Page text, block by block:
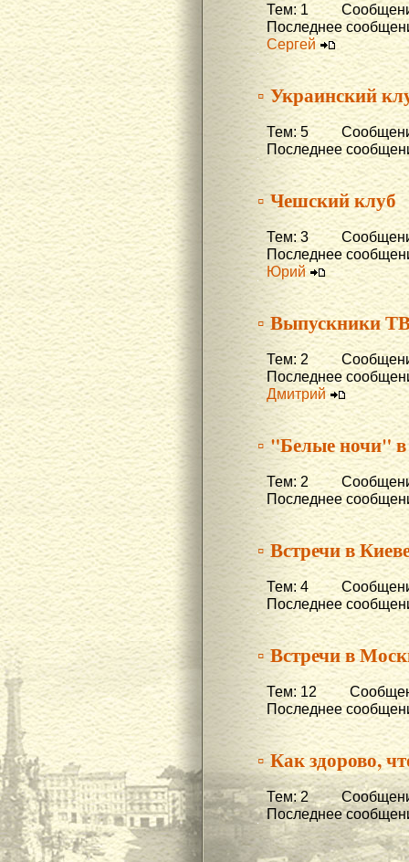
Тем: 1
Последнее
Сергей
▫ Украинский
Тем: 5
Последнее
▫ Чешский клуб
Тем: 3
Последнее
Юрий
▫ Выпускники
Тем: 2
Последнее
Дмитрий
▫ "Белые ночи"
Тем: 2
Последнее
▫ Встречи в
Тем: 4
Последнее
▫ Встречи в
Тем: 12
Последнее
▫ Как здорово,
Тем: 2
Последнее